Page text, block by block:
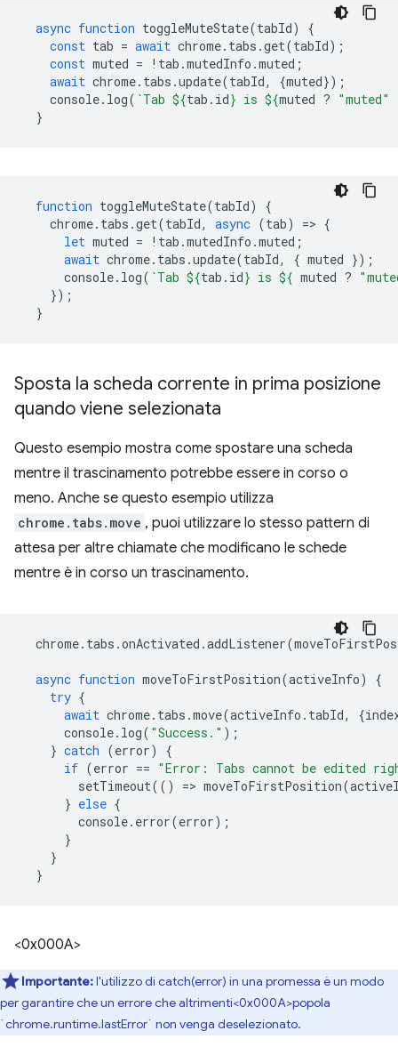
async function toggleMuteState(tabId)
{
const tab = await chrome. tabs .get(tabId);
const muted = ! tab .mutedInfo .muted ;
await chrome. tabs .update(tabId, {muted});
console. log( `Tab ${tab . id} is ${muted ? "muted"
}
function toggleMuteState(tabId)
{
chrome. tabs .get(tabId, async (tab) => {
let muted = ! tab .mutedInfo .muted ;
await chrome. tabs .update(tabId, { muted });
console. log( `Tab ${tab . id} is ${ muted ?
});
}
Sposta la scheda corrente in prima posizione
quando viene selezionata
Questo esempio mostra come spostare una scheda
mentre il trascinamento potrebbe essere in corso o
meno. Anche se questo esempio utilizza
chrome.tabs.move , puoi utilizzare lo stesso pattern di
attesa per altre chiamate che modificano le schede
mentre è in corso un trascinamento.
chrome. tabs .onActivated .addListener(
async function moveToFirstPosition(activeInfo)
{
try {
await chrome. tabs .move(activeInfo . tabId, {
console. log( "Success." );
} catch (error)
{
if (error == "Error: Tabs cannot be edited
setTimeout(() => moveToFirstPosition(
} else {
console. error(error);
}
}
}
<0x000A>
Importante:l'utilizzo di catch(error) in una promessa è un modo
per garantire che un errore che altrimenti<0x000A>popola
`chrome.runtime.lastError` non venga deselezionato.